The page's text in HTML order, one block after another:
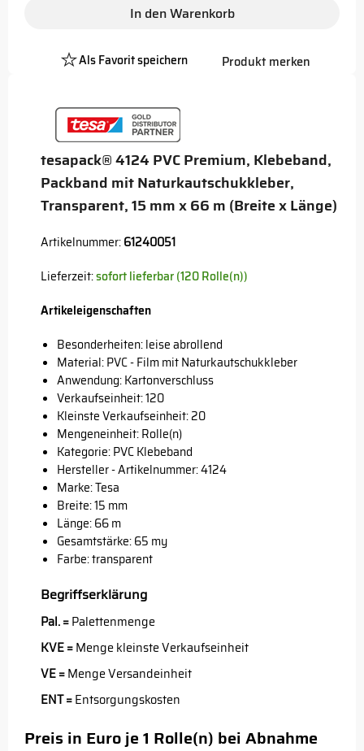
tesapack® 4124 PVC Premium, Klebeband,
Packband mit Naturkautschukkleber,
Transparent, 15 mm x 66 m (Breite x Länge)
Artikelnummer:61240051
Lieferzeit:sofort lieferbar (120 Rolle(n))
Artikeleigenschaften
Besonderheiten: leise abrollend
Material: PVC - Film mit Naturkautschukkleber
Anwendung: Kartonverschluss
Verkaufseinheit: 120
Kleinste Verkaufseinheit: 20
Mengeneinheit: Rolle(n)
Kategorie: PVC Klebeband
Hersteller - Artikelnummer: 4124
Marke:Tesa
Breite: 15 mm
Länge: 66 m
Gesamtstärke: 65 my
Farbe: transparent
Begriffserklärung
Pal. =Palettenmenge
KVE =Menge kleinste Verkaufseinheit
VE =Menge Versandeinheit
ENT =Entsorgungskosten
Preis in Euro je 1 Rolle(n) bei Abnahme
In den Warenkorb
Als Favorit speichern
Platzhalter
Produkt merken